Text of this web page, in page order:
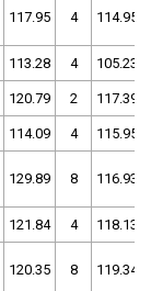
117.95 4 114.95
113.28 4 105.23
120.79 2 117.39
114.09 4 115.95
129.89 8 116.93
121.84 4 118.13
120.35 8 119.34